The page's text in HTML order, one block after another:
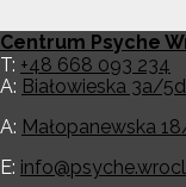
Centrum Psyche
T: +48 668 093 234
A: Białowieska 3a/5d
A: Małopanewska
E: